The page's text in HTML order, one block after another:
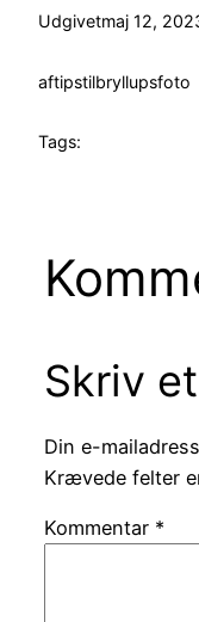
Udgivetmaj 12,
aftipstilbryllupsfoto
Tags:
Skriv
Din e-
Krævede felter
Kommentar *